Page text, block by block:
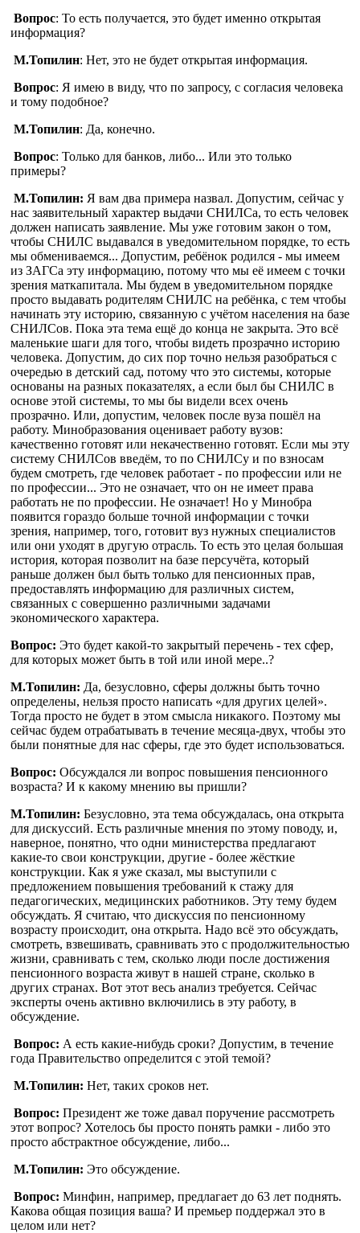
Вопрос: То есть получается, это будет именно открытая
информация?
М.Топилин: Нет, это не будет открытая информация.
Вопрос: Я имею в виду, что по запросу, с согласия человека
и тому подобное?
М.Топилин: Да, конечно.
Вопрос: Только для банков, либо... Или это только
примеры?
М.Топилин: Я вам два примера назвал. Допустим, сейчас у
нас заявительный характер выдачи СНИЛСа, то есть человек
должен написать заявление. Мы уже готовим закон о том,
чтобы СНИЛС выдавался в уведомительном порядке, то есть
мы обмениваемся... Допустим, ребёнок родился - мы имеем
из ЗАГСа эту информацию, потому что мы её имеем с точки
зрения маткапитала. Мы будем в уведомительном порядке
просто выдавать родителям СНИЛС на ребёнка, с тем чтобы
начинать эту историю, связанную с учётом населения на базе
СНИЛСов. Пока эта тема ещё до конца не закрыта. Это всё
маленькие шаги для того, чтобы видеть прозрачно историю
человека. Допустим, до сих пор точно нельзя разобраться с
очередью в детский сад, потому что это системы, которые
основаны на разных показателях, а если был бы СНИЛС в
основе этой системы, то мы бы видели всех очень
прозрачно. Или, допустим, человек после вуза пошёл на
работу. Минобразования оценивает работу вузов:
качественно готовят или некачественно готовят. Если мы эту
систему СНИЛСов введём, то по СНИЛСу и по взносам
будем смотреть, где человек работает - по профессии или не
по профессии... Это не означает, что он не имеет права
работать не по профессии. Не означает! Но у Минобра
появится гораздо больше точной информации с точки
зрения, например, того, готовит вуз нужных специалистов
или они уходят в другую отрасль. То есть это целая большая
история, которая позволит на базе персучёта, который
раньше должен был быть только для пенсионных прав,
предоставлять информацию для различных систем,
связанных с совершенно различными задачами
экономического характера.
Вопрос: Это будет какой-то закрытый перечень - тех сфер,
для которых может быть в той или иной мере..?
М.Топилин: Да, безусловно, сферы должны быть точно
определены, нельзя просто написать «для других целей».
Тогда просто не будет в этом смысла никакого. Поэтому мы
сейчас будем отрабатывать в течение месяца-двух, чтобы это
были понятные для нас сферы, где это будет использоваться.
Вопрос: Обсуждался ли вопрос повышения пенсионного
возраста? И к какому мнению вы пришли?
М.Топилин: Безусловно, эта тема обсуждалась, она открыта
для дискуссий. Есть различные мнения по этому поводу, и,
наверное, понятно, что одни министерства предлагают
какие-то свои конструкции, другие - более жёсткие
конструкции. Как я уже сказал, мы выступили с
предложением повышения требований к стажу для
педагогических, медицинских работников. Эту тему будем
обсуждать. Я считаю, что дискуссия по пенсионному
возрасту происходит, она открыта. Надо всё это обсуждать,
смотреть, взвешивать, сравнивать это с продолжительностью
жизни, сравнивать с тем, сколько люди после достижения
пенсионного возраста живут в нашей стране, сколько в
других странах. Вот этот весь анализ требуется. Сейчас
эксперты очень активно включились в эту работу, в
обсуждение.
Вопрос: А есть какие-нибудь сроки? Допустим, в течение
года Правительство определится с этой темой?
М.Топилин: Нет, таких сроков нет.
Вопрос: Президент же тоже давал поручение рассмотреть
этот вопрос? Хотелось бы просто понять рамки - либо это
просто абстрактное обсуждение, либо...
М.Топилин: Это обсуждение.
Вопрос: Минфин, например, предлагает до 63 лет поднять.
Какова общая позиция ваша? И премьер поддержал это в
целом или нет?